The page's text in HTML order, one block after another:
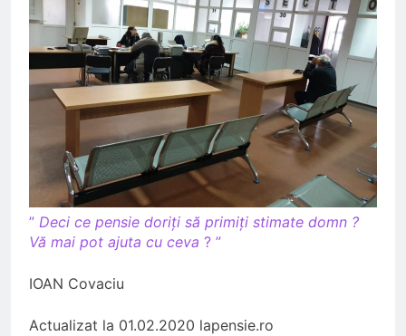
” Deci ce pensie doriți să primiți stimate domn ?
Vă mai pot ajuta cu ceva ? ”
IOAN Covaciu
Actualizat la 01.02.2020 lapensie.ro